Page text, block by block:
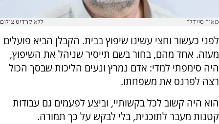
מאיר סיידלר ללא קרדיט צילום
לפני כעשור וחצי עשינו שיפוץ בבית. הקבלן הביא פועלים
מעזה. אחד מהם, בחור בשם תייסיר שניהל את השיפוץ,
היה סימפתי למדי: אדם נמרץ ונעים הליכות שבסך הכול
רצה לפרנס את משפחתו.
הוא היה קשוב לכל בקשותיי, וביצע לפעמים גם עבודות
קטנות מעבר לתוכנית, בלי לבקש על כך תמורה.